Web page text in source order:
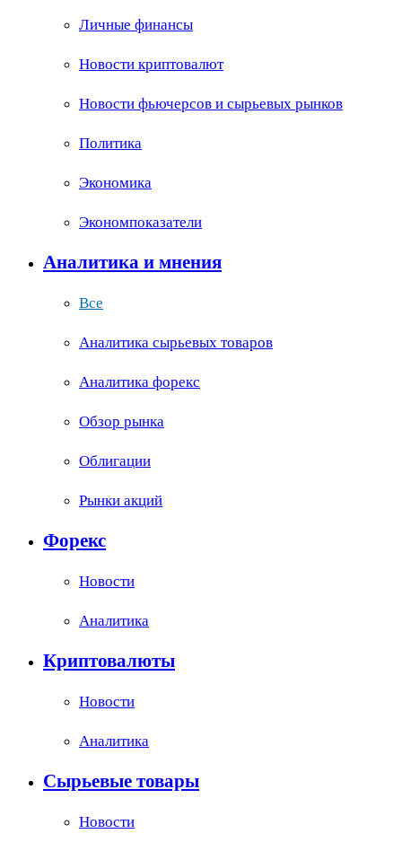
Личные финансы
Новости криптовалют
Новости фьючерсов и сырьевых рынков
Политика
Экономика
Экономпоказатели
Аналитика и мнения
Все
Аналитика сырьевых товаров
Аналитика форекс
Обзор рынка
Облигации
Рынки акций
Форекс
Новости
Аналитика
Криптовалюты
Новости
Аналитика
Сырьевые товары
Новости